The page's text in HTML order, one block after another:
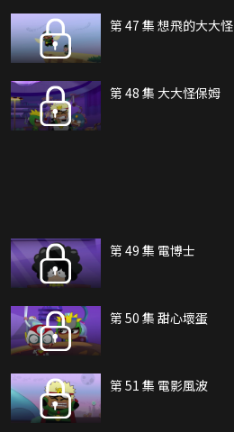
第 47 集 想飛的大大怪
第 48 集 大大怪保姆
第 49 集 電博士
第 50 集 甜心壞蛋
第 51 集 電影風波